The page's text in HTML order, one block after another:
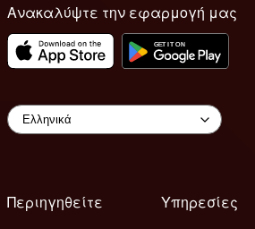
Ανακαλύψτε την εφαρμογή μας
Περιηγηθείτε
Υπηρεσίες